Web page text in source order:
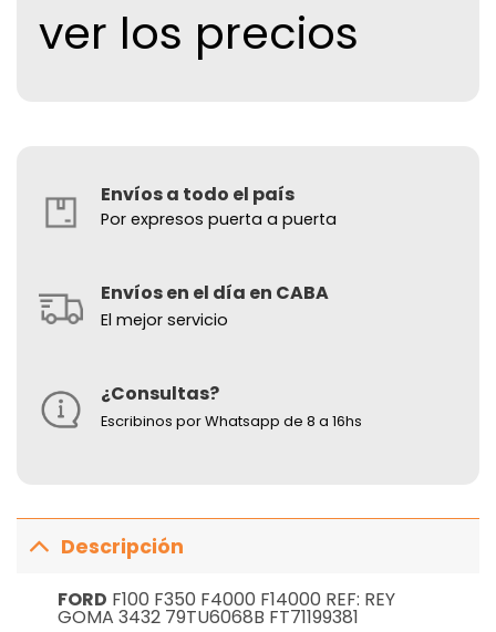
ver los precios
Envíos a todo el país
Por expresos puerta a puerta
Envíos en el día en CABA
El mejor servicio
¿Consultas?
Escribinos por Whatsapp de 8 a 16hs
Descripción
FORD F100 F350 F4000 F14000 REF: REY
GOMA 3432 79TU6068B FT71199381